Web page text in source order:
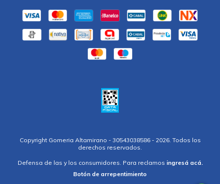
Copyright Gomeria Altamirano - 30543038586 - 2026. Todos los
derechos reservados.
Defensa de las y los consumidores. Para reclamos ingresá acá.
Botón de arrepentimiento